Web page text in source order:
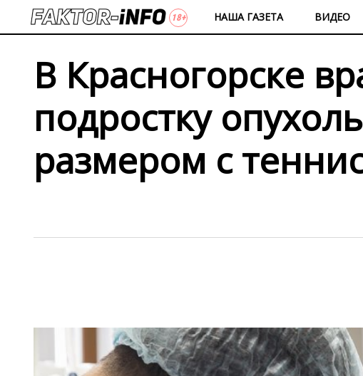
НАША ГАЗЕТА ВИДЕО
В Красногорске
подростку
размером с